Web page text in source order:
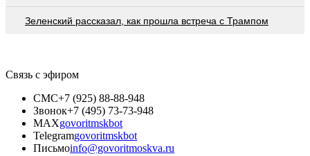
Зеленский рассказал, как прошла встреча с Трампом
Связь с эфиром
СМС+7 (925) 88-88-948
Звонок+7 (495) 73-73-948
MAXgovoritmskbot
Telegramgovoritmskbot
Письмоinfo@govoritmoskva.ru